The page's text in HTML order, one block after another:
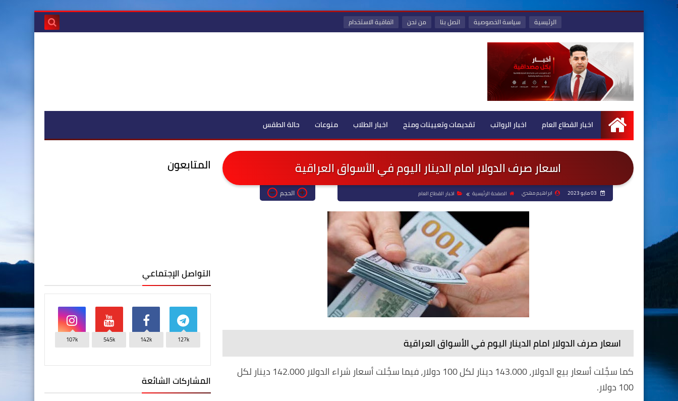
:
الرئيسية سياسة الخصوصية اتصل بنا من نحن اتفاقية الاستخدام
الرئيسية
اخبار القطاع العام اخبار الرواتب تقديمات وتعيينات ومنح اخبار الطلاب منوعات حالة الطقس
اسعار صرف الدولار امام الدينار اليوم في الأسواق العراقية
ابراهيم مهدي الصفحة الرئيسية اخبار القطاع العام الحجم
اسعار صرف الدولار امام الدينار اليوم في الأسواق العراقية
كما سجَّلت أسعار بيع الدولار، 143.000 دينار لكل 100 دولار، فيما سجَّلت أسعار شراء الدولار 142.000 دينار لكل
100 دولار.
المتابعون
التواصل الإجتماعي
127k
142k
545k
107k
المشاركات الشائعة